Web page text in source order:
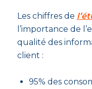
Les chiffres de
l’importance de
qualité des
client :
95% des